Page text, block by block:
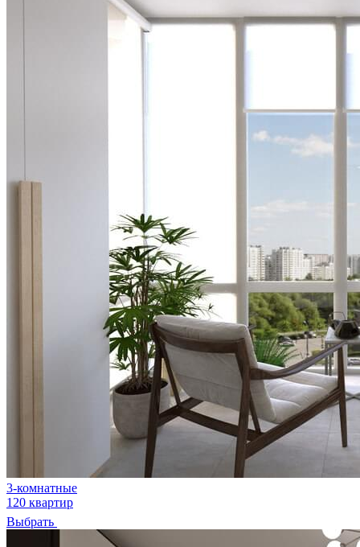
3-комнатные
120 квартир
Выбрать